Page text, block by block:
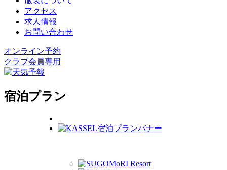
アクセス
求人情報
お問い合わせ
オンライン予約
クラブ会員専用
宿泊プラン